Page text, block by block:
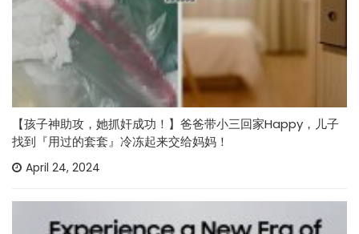
【孩子神助攻，她抓奸成功！】爸爸带小三回家Happy，儿子
找到『用过的套套』冷冻起来交给妈妈！
April 24, 2024